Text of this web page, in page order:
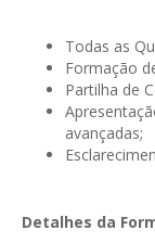
Todas as
Formação
Partilha de
avançadas;
Detalhes da